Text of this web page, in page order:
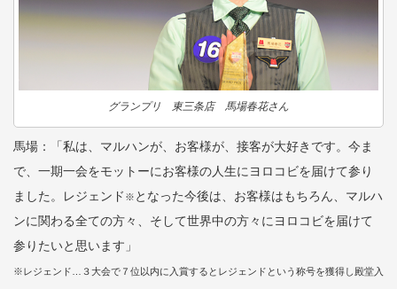
グランプリ 東三条店 馬場春花さん
馬場：「私は、マルハンが、お客様が、接客が大好きです。今ま
で、一期一会をモットーにお客様の人生にヨロコビを届けて参り
ました。レジェンド ※ となった今後は、お客様はもちろん、マルハ
ンに関わる全ての方々、そして世界中の方々にヨロコビを届けて
参りたいと思います」
※レジェンド…３大会で７位以内に入賞するとレジェンドという称号を獲得し殿堂入